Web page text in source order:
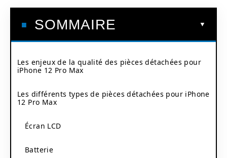
SOMMAIRE
Les enjeux de la qualité des pièces détachées pour
iPhone 12 Pro Max
Les différents types de pièces détachées pour iPhone
12 Pro Max
Écran LCD
Batterie